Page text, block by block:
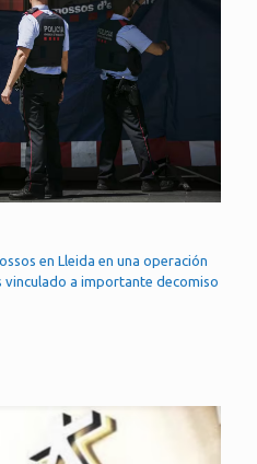
en Lleida en una operación
a importante decomiso